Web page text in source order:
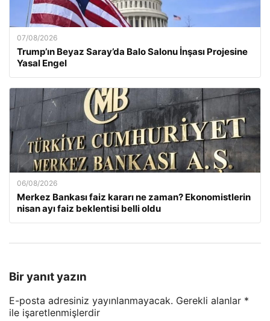
07/08/2026
Trump’ın Beyaz Saray’da Balo Salonu İnşası Projesine
Yasal Engel
06/08/2026
Merkez Bankası faiz kararı ne zaman? Ekonomistlerin
nisan ayı faiz beklentisi belli oldu
Bir yanıt yazın
E-posta adresiniz yayınlanmayacak. Gerekli alanlar *
ile işaretlenmişlerdir